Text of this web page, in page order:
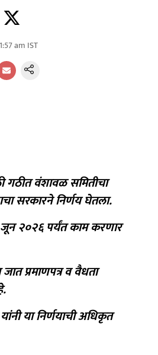
am IST
गठीत वंशावळ समितीचा
सरकारने निर्णय घेतला.
२०२६ पर्यंत काम करणार
जात प्रमाणपत्र व वैधता
या निर्णयाची अधिकृत